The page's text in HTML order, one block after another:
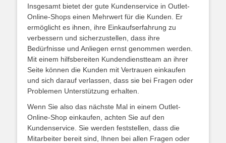
Insgesamt bietet der gute Kundenservice in Outlet-
Online-Shops einen Mehrwert für die Kunden. Er
ermöglicht es ihnen, ihre Einkaufserfahrung zu
verbessern und sicherzustellen, dass ihre
Bedürfnisse und Anliegen ernst genommen werden.
Mit einem hilfsbereiten Kundendienstteam an ihrer
Seite können die Kunden mit Vertrauen einkaufen
und sich darauf verlassen, dass sie bei Fragen oder
Problemen Unterstützung erhalten.
Wenn Sie also das nächste Mal in einem Outlet-
Online-Shop einkaufen, achten Sie auf den
Kundenservice. Sie werden feststellen, dass die
Mitarbeiter bereit sind, Ihnen bei allen Fragen oder